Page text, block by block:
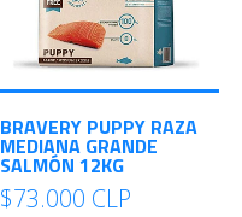
BRAVERY PUPPY RAZA
MEDIANA GRANDE
SALMÓN 12KG
$73.000 CLP